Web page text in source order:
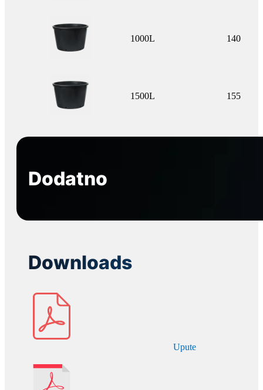
1000L 140
1500L 155
Dodatno
Downloads
Upute